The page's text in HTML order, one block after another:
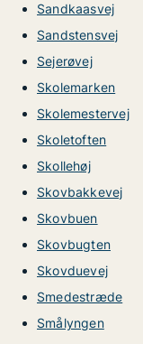
Sandkaasvej
Sandstensvej
Sejerøvej
Skolemarken
Skolemestervej
Skoletoften
Skollehøj
Skovbakkevej
Skovbuen
Skovbugten
Skovduevej
Smedestræde
Smålyngen